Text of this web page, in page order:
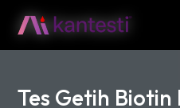
Tes Getih